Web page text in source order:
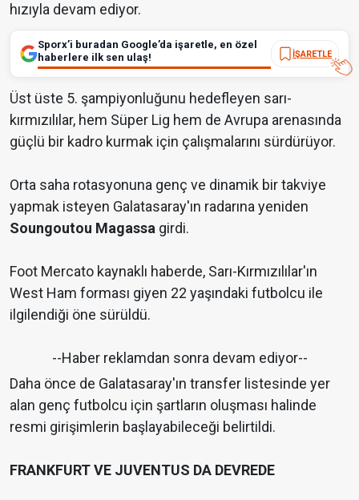
hızıyla devam ediyor.
Sporx’i buradan Google’da işaretle, en özel
haberlere ilk sen ulaş!
İŞARETLE
Üst üste 5. şampiyonluğunu hedefleyen sarı-
kırmızılılar, hem Süper Lig hem de Avrupa arenasında
güçlü bir kadro kurmak için çalışmalarını sürdürüyor.
Orta saha rotasyonuna genç ve dinamik bir takviye
yapmak isteyen Galatasaray'ın radarına yeniden
Soungoutou Magassa girdi.
Foot Mercato kaynaklı haberde, Sarı-Kırmızılılar'ın
West Ham forması giyen 22 yaşındaki futbolcu ile
ilgilendiği öne sürüldü.
--Haber reklamdan sonra devam ediyor--
Daha önce de Galatasaray'ın transfer listesinde yer
alan genç futbolcu için şartların oluşması halinde
resmi girişimlerin başlayabileceği belirtildi.
FRANKFURT VE JUVENTUS DA DEVREDE